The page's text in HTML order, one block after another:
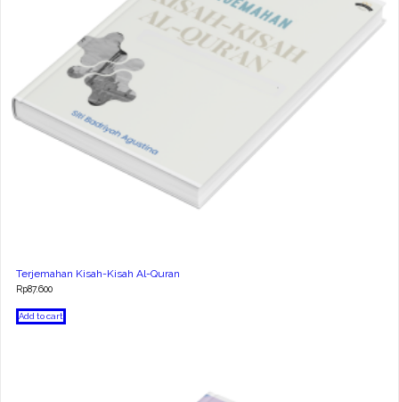
Terjemahan Kisah-Kisah Al-Quran
Rp87.600
Add to cart